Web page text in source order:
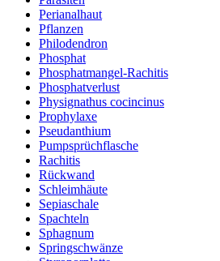
Perianalhaut
Pflanzen
Philodendron
Phosphat
Phosphatmangel-Rachitis
Phosphatverlust
Physignathus cocincinus
Prophylaxe
Pseudanthium
Pumpsprüchflasche
Rachitis
Rückwand
Schleimhäute
Sepiaschale
Spachteln
Sphagnum
Springschwänze